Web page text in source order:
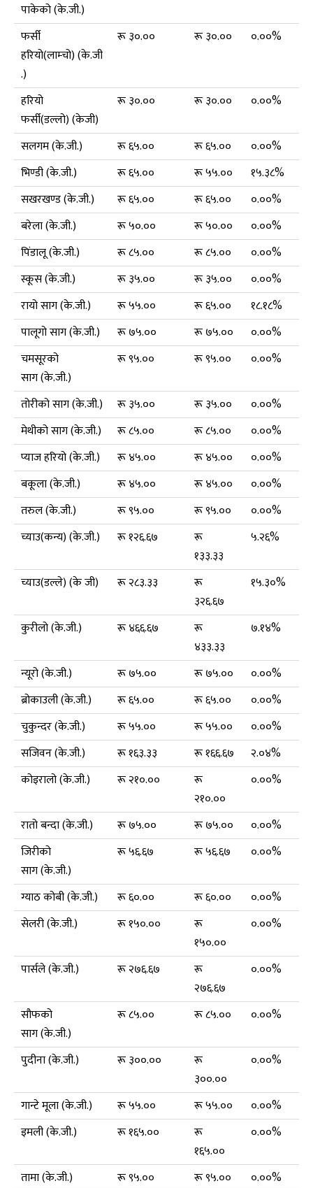
पाकेको (के.जी.)
फर्सी
हरियो(लाम्चो) (के.जी
.)
रू ३०.०० रू ३०.०० ०.००%
हरियो
फर्सी(डल्लो) (केजी)
रू ३०.०० रू ३०.०० ०.००%
सलगम (के.जी.) रू ६५.०० रू ६५.००
०.००%
भिण्डी (के.जी.)
रू ६५.०० रू ५५.००
१५.३८%
सखरखण्ड (के.जी.)
रू ६५.०० रू ६५.००
०.००%
बरेला (के.जी.)
रू ५०.०० रू ५०.००
०.००%
पिंडालू (के.जी.)
रू ८५.०० रू ८५.००
०.००%
स्कूस (के.जी.)
रू ३५.०० रू ३५.००
०.००%
रायो साग (के.जी.)
रू ५५.०० रू ६५.००
१८.१८%
पालूगो साग (के.जी.)
रू ७५.०० रू ७५.००
०.००%
चमसूरको
साग (के.जी.)
रू ९५.०० रू ९५.०० ०.००%
तोरीको साग (के.जी.) रू ३५.०० रू ३५.००
०.००%
मेथीको साग (के.जी.)
रू ८५.०० रू ८५.००
०.००%
प्याज हरियो (के.जी.)
रू ४५.०० रू ४५.००
०.००%
बकूला (के.जी.)
रू ४५.०० रू ४५.००
०.००%
तरुल (के.जी.)
रू ९५.०० रू ९५.००
०.००%
च्याउ(कन्य) (के.जी.)
रू १२६.६७
रू
१३३.३३
५.२६%
च्याउ(डल्ले) (के जी) रू २८३.३३
रू
३२६.६७
१५.३०%
कुरीलो (के.जी.) रू ४६६.६७
रू
४३३.३३
७.१४%
न्यूरो (के.जी.) रू ७५.०० रू ७५.००
०.००%
ब्रोकाउली (के.जी.)
रू ६५.०० रू ६५.००
०.००%
चुकुन्दर (के.जी.)
रू ५५.०० रू ५५.००
०.००%
सजिवन (के.जी.)
रू १६३.३३ रू १६६.६७
२.०४%
कोइरालो (के.जी.)
रू २१०.००
रू
२१०.००
०.००%
रातो बन्दा (के.जी.) रू ७५.०० रू ७५.००
०.००%
जिरीको
साग (के.जी.)
रू ५६.६७ रू ५६.६७ ०.००%
ग्याठ कोबी (के.जी.) रू ६०.०० रू ६०.००
०.००%
सेलरी (के.जी.)
रू १५०.००
रू
१५०.००
०.००%
पार्सले (के.जी.) रू २७६.६७
रू
२७६.६७
०.००%
सौफको
साग (के.जी.)
रू ८५.०० रू ८५.०० ०.००%
पुदीना (के.जी.) रू ३००.००
रू
३००.००
०.००%
गान्टे मूला (के.जी.) रू ५५.०० रू ५५.००
०.००%
इमली (के.जी.)
रू १६५.००
रू
१६५.००
०.००%
तामा (के.जी.) रू ९५.०० रू ९५.००
०.००%